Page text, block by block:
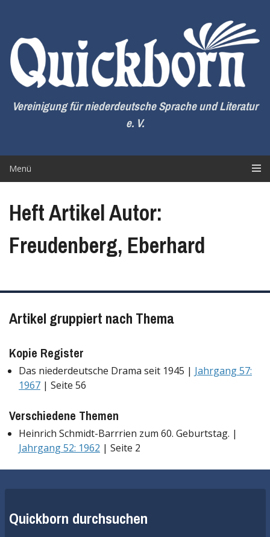
springen
Vereinigung für niederdeutsche Sprache und Literatur
e. V.
Menü
Heft Artikel Autor:
Freudenberg, Eberhard
Artikel gruppiert nach Thema
Kopie Register
Das niederdeutsche Drama seit 1945 | Jahrgang 57:
1967 | Seite 56
Verschiedene Themen
Heinrich Schmidt-Barrrien zum 60. Geburtstag. |
Jahrgang 52: 1962 | Seite 2
Quickborn durchsuchen